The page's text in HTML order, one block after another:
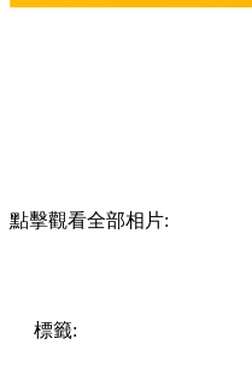
點擊觀看全部相片:
標籤: